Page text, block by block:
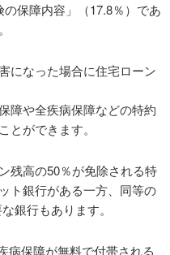
保障内容」（17.8％）であ
になった場合に住宅ローン
障や全疾病保障などの特約
とができます。
残高の50％が免除される特
ト銀行がある一方、同等の
銀行もあります。
病保障が無料で付帯される